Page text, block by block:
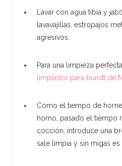
Lavar con agua tibia y
lavavajillas, estropajos
agresivos.
Para una limpieza
limpiador para bundt de
Cómo el tiempo de
horno, pasado el tiempo
cocción, introduce una
sale limpia y sin migas es